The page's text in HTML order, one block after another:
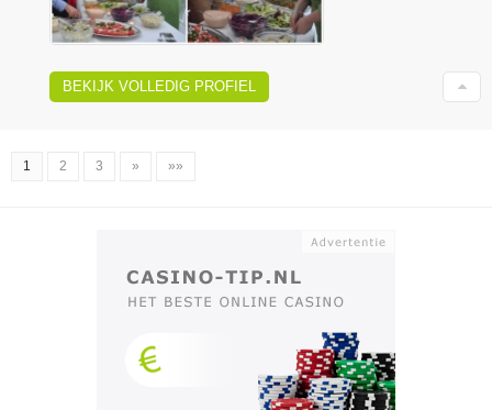
BEKIJK VOLLEDIG PROFIEL
1 2 3 » »»